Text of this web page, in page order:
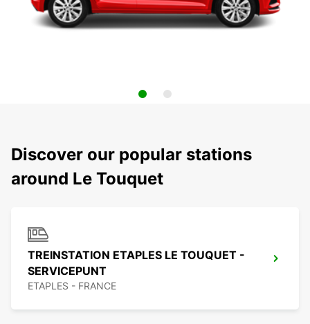
Discover our popular stations
around Le Touquet
TREINSTATION ETAPLES LE TOUQUET -
SERVICEPUNT
ETAPLES - FRANCE